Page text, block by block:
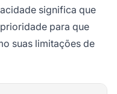
significa que
para que
suas limitações de